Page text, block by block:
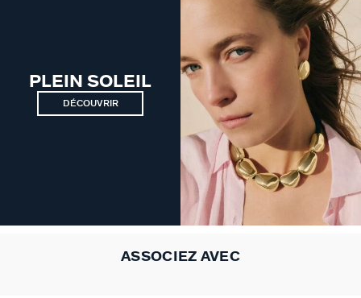
PLEIN SOLEIL
DÉCOUVRIR
ASSOCIEZ AVEC